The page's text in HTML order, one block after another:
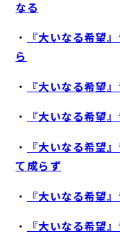
なる
・
『大いなる希望
ら
・
『大いなる希望
・
『大いなる希望
・
『大いなる希望
て成らず
・
『大いなる希望
・
『大いなる希望